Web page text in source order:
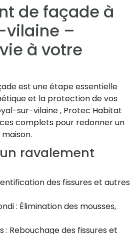
de façade à
–
à votre
est une étape essentielle
et la protection de vos
sur-vilaine , Protec Habitat
complets pour redonner un
ravalement
des fissures et autres
: Élimination des mousses,
: Rebouchage des fissures et